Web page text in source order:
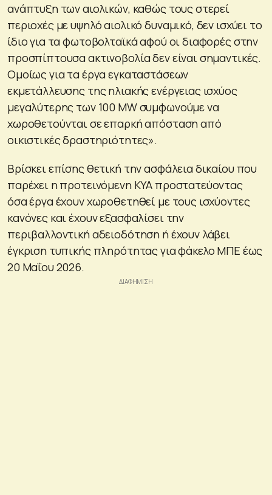
ανάπτυξη των αιολικών, καθώς τους στερεί
περιοχές με υψηλό αιολικό δυναμικό, δεν ισχύει το
ίδιο για τα φωτοβολταϊκά αφού οι διαφορές στην
προσπίπτουσα ακτινοβολία δεν είναι σημαντικές.
Ομοίως για τα έργα εγκαταστάσεων
εκμετάλλευσης της ηλιακής ενέργειας ισχύος
μεγαλύτερης των 100 MW συμφωνούμε να
χωροθετούνται σε επαρκή απόσταση από
οικιστικές δραστηριότητες».
Βρίσκει επίσης θετική την ασφάλεια δικαίου που
παρέχει η προτεινόμενη ΚΥΑ προστατεύοντας
όσα έργα έχουν χωροθετηθεί με τους ισχύοντες
κανόνες και έχουν εξασφαλίσει την
περιβαλλοντική αδειοδότηση ή έχουν λάβει
έγκριση τυπικής πληρότητας για φάκελο ΜΠΕ έως
20 Μαΐου 2026.